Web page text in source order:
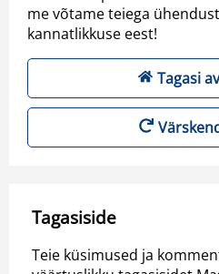
me võtame teiega
kannatlikkuse eest!
Tagasi
Tagasiside
Teie küsimused ja